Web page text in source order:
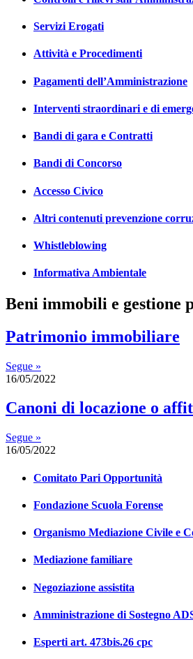
Servizi Erogati
Attività e Procedimenti
Pagamenti dell’Amministrazione
Interventi straordinari e di
Bandi di gara e Contratti
Bandi di Concorso
Accesso Civico
Altri contenuti prevenzione
Whistleblowing
Informativa Ambientale
Beni immobili e gestione
Patrimonio immobiliare
Segue »
16/05/2022
Canoni di locazione o
Segue »
16/05/2022
Comitato Pari Opportunità
Fondazione Scuola Forense
Organismo Mediazione Civile e
Mediazione familiare
Negoziazione assistita
Amministrazione di Sostegno
Esperti art. 473bis.26 cpc